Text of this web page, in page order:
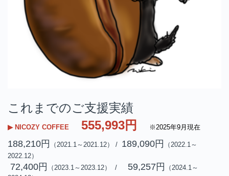
これまでのご支援実績
▶ NICOZY COFFEE 555,993円 ※2025年9月現在
188,210円 （2021.1～2021.12） / 189,090円
（2022.1～
2022.12）
72,400円 （2023.1～2023.12） / 59,257円
（2024.1～